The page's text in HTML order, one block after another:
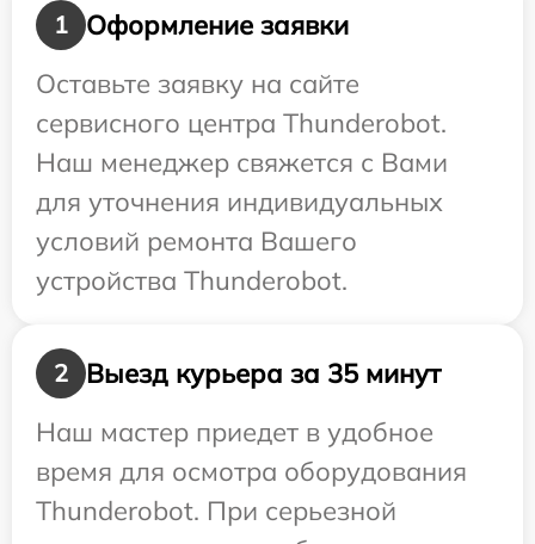
1
Оформление заявки
Оставьте заявку на сайте
сервисного центра Thunderobot.
Наш менеджер свяжется с Вами
для уточнения индивидуальных
условий ремонта Вашего
устройства Thunderobot.
2
Выезд курьера за 35 минут
Наш мастер приедет в удобное
время для осмотра оборудования
Thunderobot. При серьезной